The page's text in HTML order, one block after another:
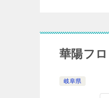
華陽フ
岐阜県